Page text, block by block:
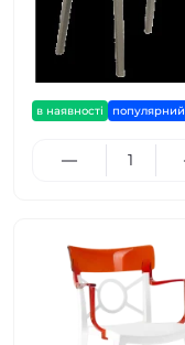
в наявності популярний